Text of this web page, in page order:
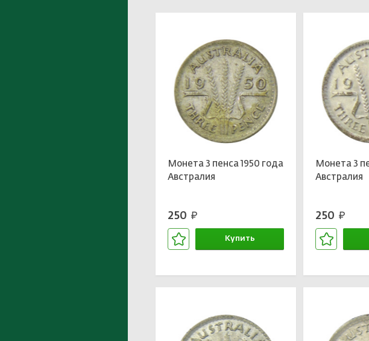
Монета 3 пенса 1950 года
Австралия
250 руб.
Купить
Монета 3
Австралия
250 руб.